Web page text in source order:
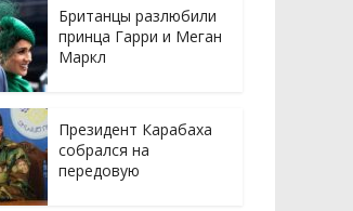
Британцы разлюбили
принца Гарри и Меган
Маркл
Президент Карабаха
собрался на
передовую